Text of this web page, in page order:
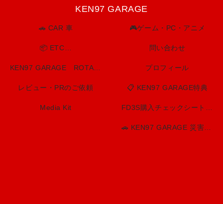
KEN97 GARAGE
🚗 CAR 車 🎮ゲーム・PC・アニメ
📦 ETC… 問い合わせ
プロフィール
レビュー・PRのご依頼 📋 KEN97 GARAGE特典
Media Kit